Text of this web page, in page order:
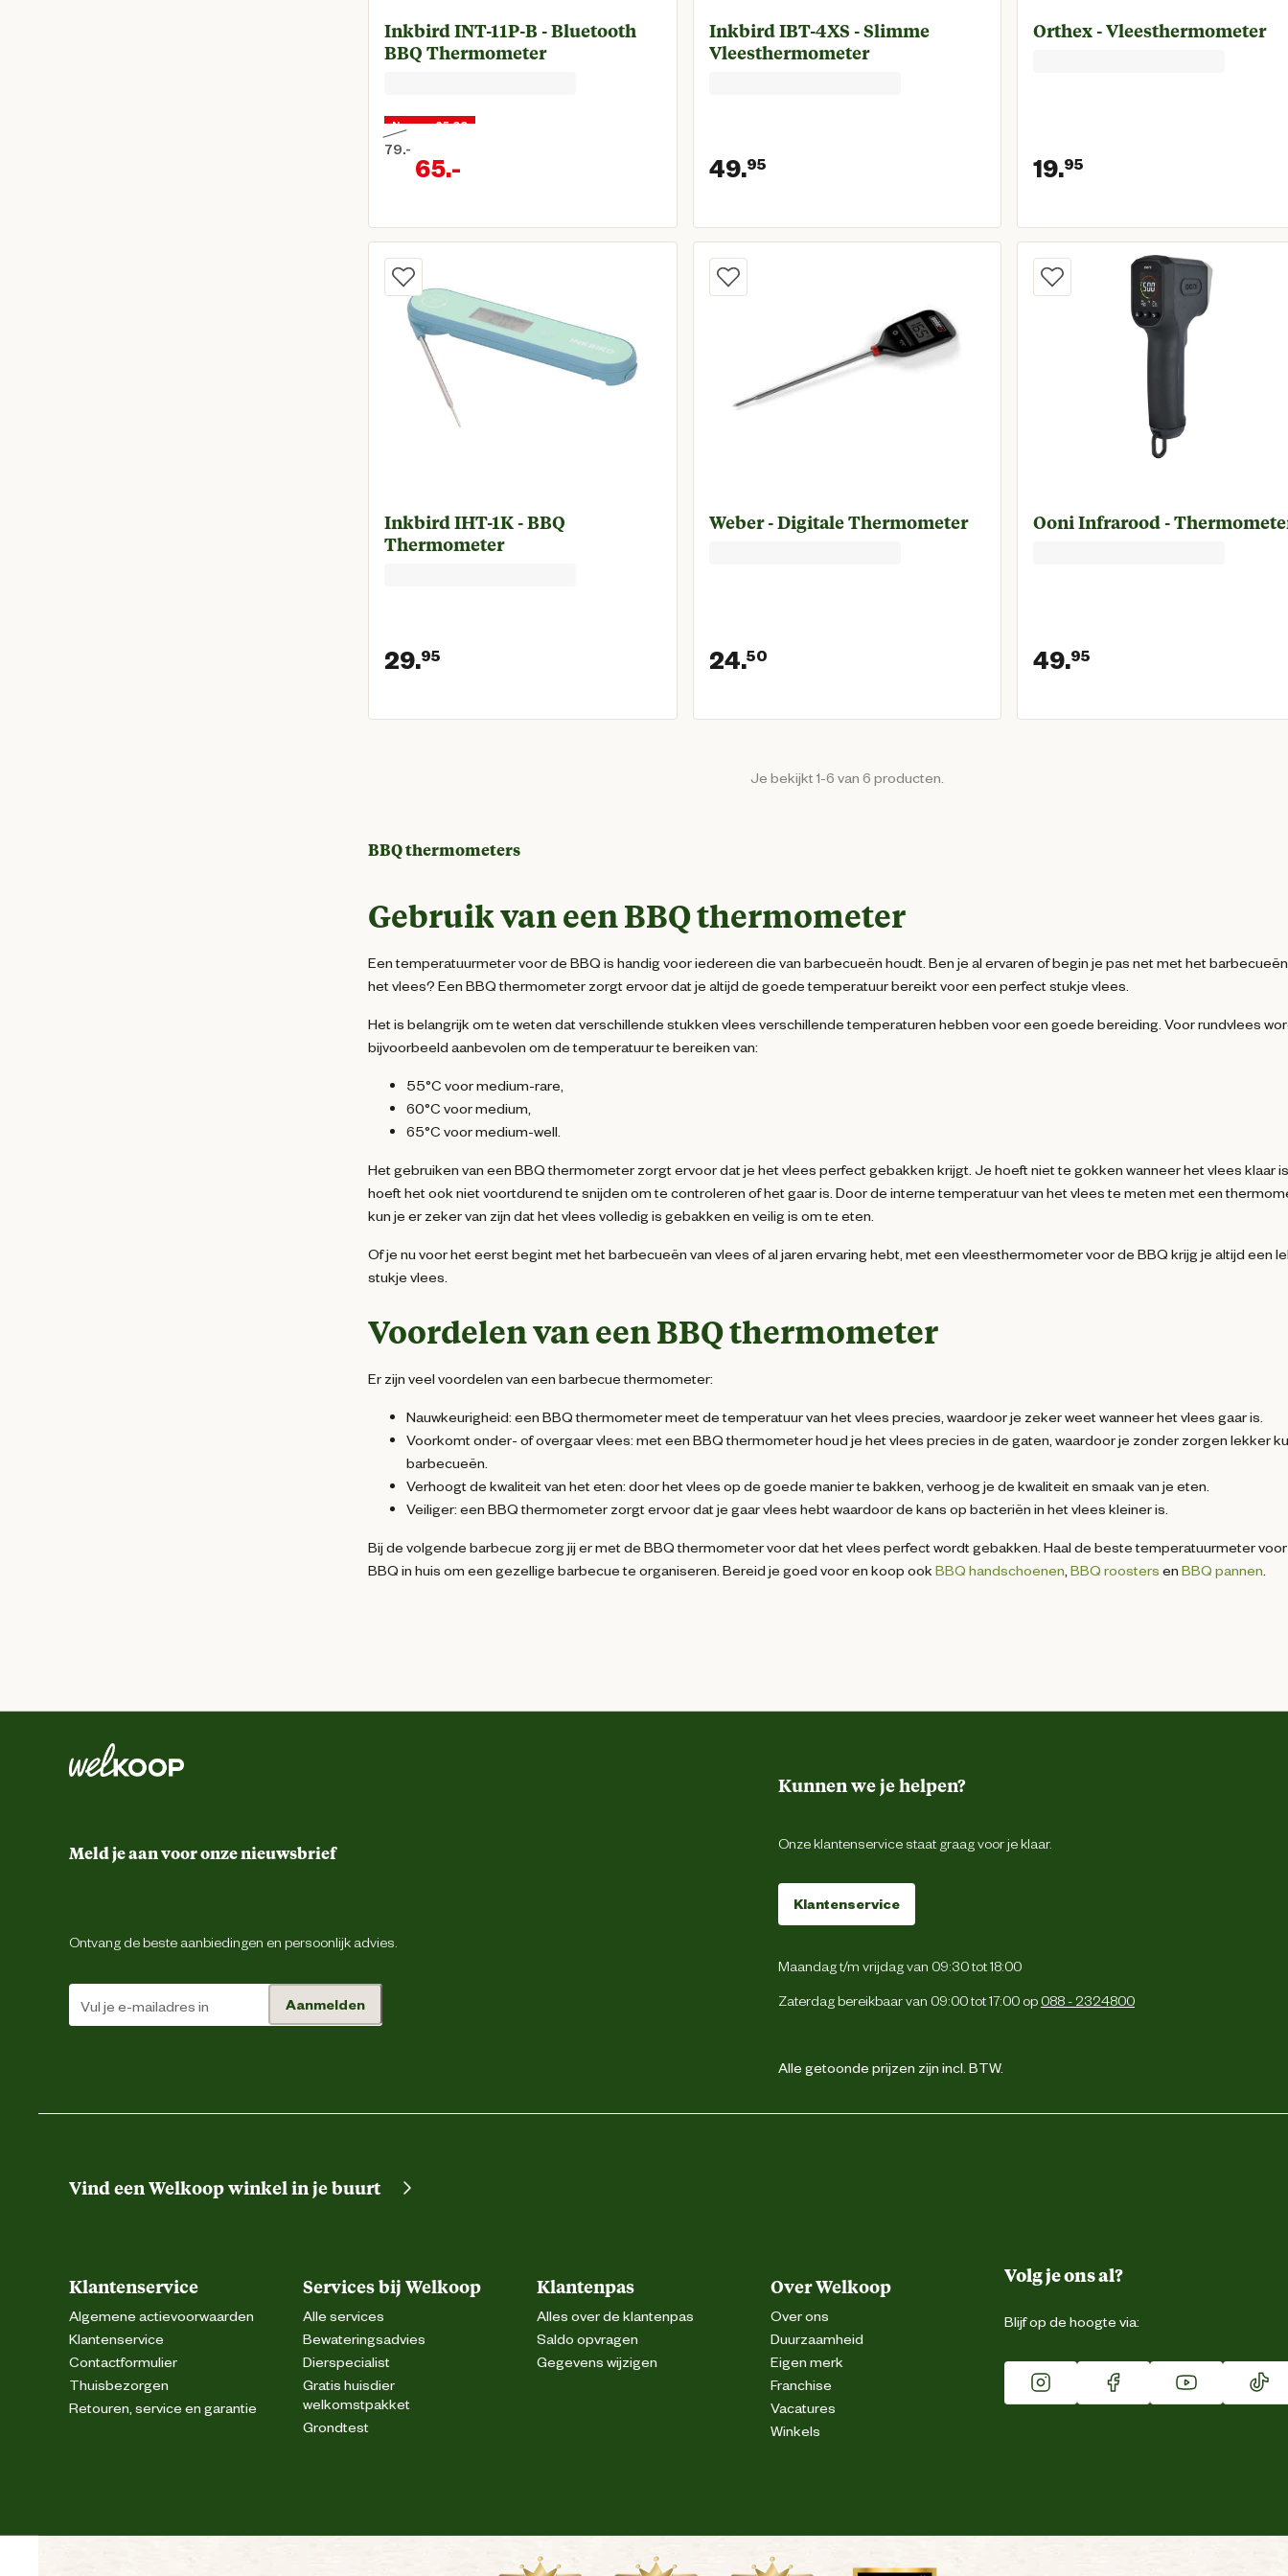
Inkbird INT-11P-B - Bluetooth
BBQ Thermometer
Nu voor 65,00
79.-
Oorspronkelijke prijs € 79,00
65.-
Huidige prijs € 65,00
Inkbird IBT-4XS - Slimme
Vleesthermometer
49.95
Huidige prijs € 49,95
Orthex - Vleesthermometer
19.95
Huidige prijs €
Inkbird IHT-1K - BBQ
Thermometer
29.95
Huidige prijs € 29,95
Weber - Digitale Thermometer
24.50
Huidige prijs € 24,50
Ooni Infrarood -
49.95
Huidige prijs €
Je bekijkt 1-6 van 6 producten.
BBQ thermometers
Gebruik van een BBQ thermometer
Een temperatuurmeter voor de BBQ is handig voor iedereen die van barbecueën houdt. Ben je al ervaren of begin je pas net met het
het vlees? Een BBQ thermometer zorgt ervoor dat je altijd de goede temperatuur bereikt voor een perfect stukje vlees.
Het is belangrijk om te weten dat verschillende stukken vlees verschillende temperaturen hebben voor een goede bereiding. Voor rundvlees
bijvoorbeeld aanbevolen om de temperatuur te bereiken van:
55°C voor medium-rare,
60°C voor medium,
65°C voor medium-well.
Het gebruiken van een BBQ thermometer zorgt ervoor dat je het vlees perfect gebakken krijgt. Je hoeft niet te gokken wanneer het vlees klaar
hoeft het ook niet voortdurend te snijden om te controleren of het gaar is. Door de interne temperatuur van het vlees te meten met een
kun je er zeker van zijn dat het vlees volledig is gebakken en veilig is om te eten.
Of je nu voor het eerst begint met het barbecueën van vlees of al jaren ervaring hebt, met een vleesthermometer voor de BBQ krijg je altijd een
stukje vlees.
Voordelen van een BBQ thermometer
Er zijn veel voordelen van een barbecue thermometer:
Nauwkeurigheid: een BBQ thermometer meet de temperatuur van het vlees precies, waardoor je zeker weet wanneer het vlees gaar is.
Voorkomt onder- of overgaar vlees: met een BBQ thermometer houd je het vlees precies in de gaten, waardoor je zonder zorgen lekker
barbecueën.
Verhoogt de kwaliteit van het eten: door het vlees op de goede manier te bakken, verhoog je de kwaliteit en smaak van je eten.
Veiliger: een BBQ thermometer zorgt ervoor dat je gaar vlees hebt waardoor de kans op bacteriën in het vlees kleiner is.
Bij de volgende barbecue zorg jij er met de BBQ thermometer voor dat het vlees perfect wordt gebakken. Haal de beste temperatuurmeter
BBQ in huis om een gezellige barbecue te organiseren. Bereid je goed voor en koop ook BBQ handschoenen BBQ roosters en BBQ pannen
Meld je aan voor onze nieuwsbrief
Ontvang de beste aanbiedingen en persoonlijk advies.
Aanmelden
Kunnen we je helpen?
Onze klantenservice staat graag voor je klaar.
Klantenservice
Maandag t/m vrijdag van 09:30 tot 18:00
Zaterdag bereikbaar van 09:00 tot 17:00 op 088 - 2324800
Alle getoonde prijzen zijn incl. BTW.
Vind een Welkoop winkel in je buurt
Klantenservice
Algemene actievoorwaarden
Klantenservice
Contactformulier
Thuisbezorgen
Retouren, service en garantie
Services bij Welkoop
Alle services
Bewateringsadvies
Dierspecialist
Gratis huisdier
welkomstpakket
Grondtest
Klantenpas
Alles over de klantenpas
Saldo opvragen
Gegevens wijzigen
Over Welkoop
Over ons
Duurzaamheid
Eigen merk
Franchise
Vacatures
Winkels
Volg je ons al?
Blijf op de hoogte via: